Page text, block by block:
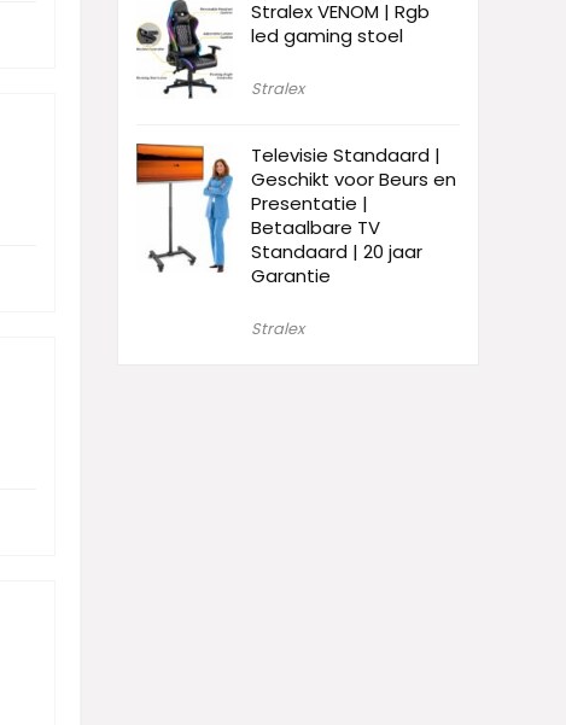
Stralex VENOM | Rgb
led gaming stoel
Stralex
Televisie Standaard |
Geschikt voor Beurs en
Presentatie |
Betaalbare TV
Standaard | 20 jaar
Garantie
Stralex